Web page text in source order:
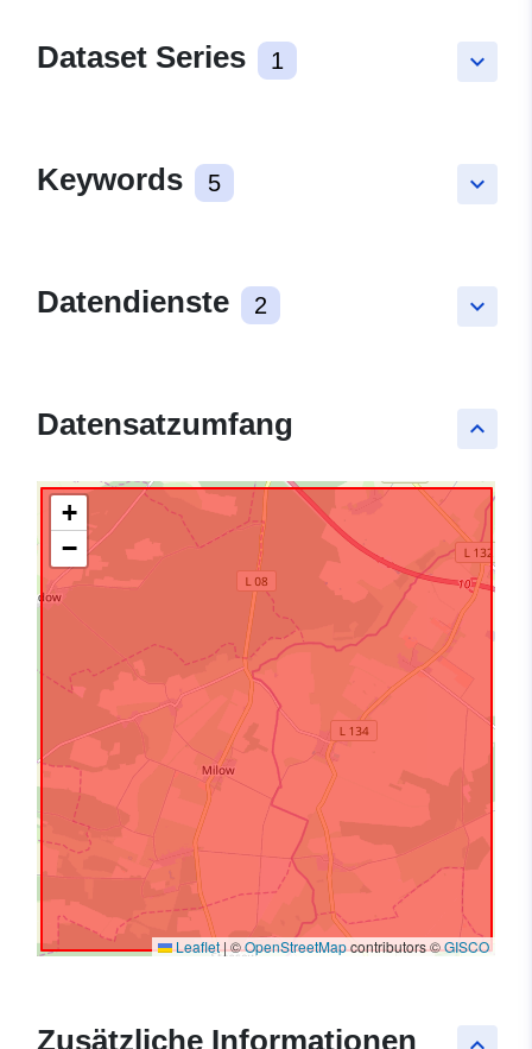
keyboard_arrow_down
Dataset Series 1
keyboard_arrow_down
Keywords 5
keyboard_arrow_down
Datendienste 2
keyboard_arrow_up
Datensatzumfang
+
−
Leaflet|©OpenStreetMapcontributors ©GISCO
Zusätzliche Informationen